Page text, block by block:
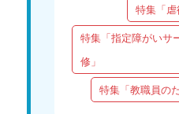
特集「虐
特集「指定障がいサ
修」
特集「教職員の